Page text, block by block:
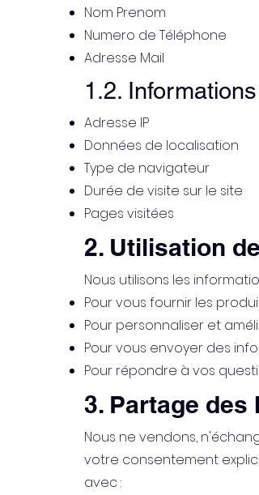
Nom Prenom
Numero de Téléphone
Adresse Mail
1.2.
Adresse IP
Données de localisation
Type de navigateur
Durée de visite sur le site
Pages visitées
2. Utilisation
Nous utilisons les
Pour vous fournir les
Pour personnaliser et
Pour vous envoyer des
Pour répondre à vos
3. Partage
Nous ne vendons,
votre consentement
avec :